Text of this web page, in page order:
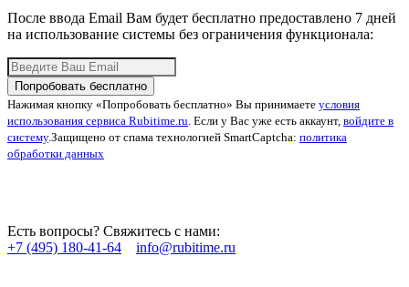
После ввода Email Вам будет бесплатно предоставлено 7 дней
на использование системы без ограничения функционала:
Попробовать бесплатно
Нажимая кнопку «Попробовать бесплатно» Вы принимаете условия
использования сервиса Rubitime.ru . Если у Вас уже есть аккаунт, войдите в
систему.Защищено от спама технологией SmartCaptcha: политика
обработки данных
Есть вопросы? Свяжитесь с нами:
+7 (495) 180-41-64
info@rubitime.ru